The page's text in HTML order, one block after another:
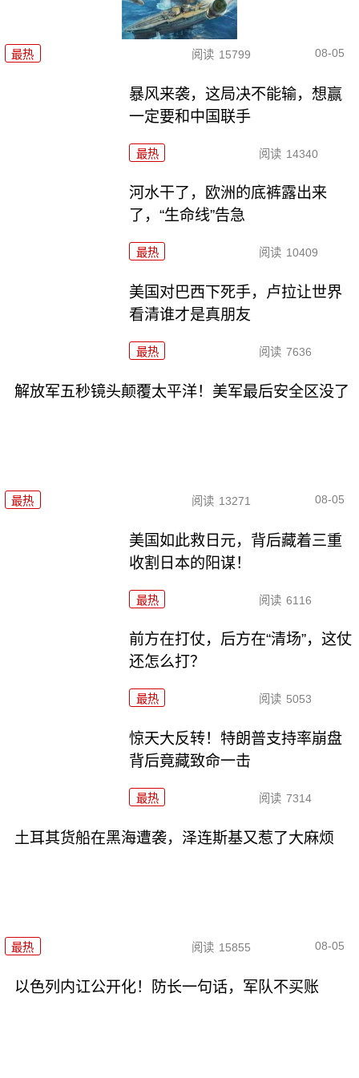
最热 阅读 15799 08-05
暴风来袭，这局决不能输，想赢
一定要和中国联手
最热 阅读 14340
河水干了，欧洲的底裤露出来
了，“生命线”告急
最热 阅读 10409
美国对巴西下死手，卢拉让世界
看清谁才是真朋友
最热 阅读 7636
解放军五秒镜头颠覆太平洋！美军最后安全区没了
最热 阅读 13271 08-05
美国如此救日元，背后藏着三重
收割日本的阳谋！
最热 阅读 6116
前方在打仗，后方在“清场”，这仗
还怎么打？
最热 阅读 5053
惊天大反转！特朗普支持率崩盘
背后竟藏致命一击
最热 阅读 7314
土耳其货船在黑海遭袭，泽连斯基又惹了大麻烦
最热 阅读 15855 08-05
以色列内讧公开化！防长一句话，军队不买账